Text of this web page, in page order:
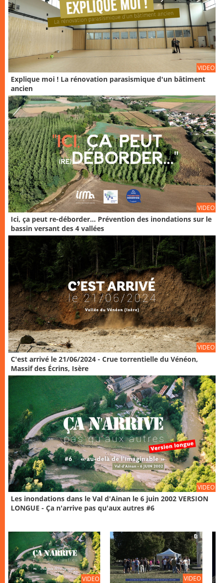
VIDEO
Explique moi ! La rénovation parasismique d'un bâtiment
ancien
VIDEO
Ici, ça peut re-déborder... Prévention des inondations sur le
bassin versant des 4 vallées
VIDEO
C'est arrivé le 21/06/2024 - Crue torrentielle du Vénéon,
Massif des Écrins, Isère
VIDEO
Les inondations dans le Val d'Ainan le 6 juin 2002 VERSION
LONGUE - Ça n'arrive pas qu'aux autres #6
VIDEO VIDEO